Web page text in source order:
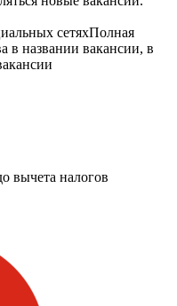
сетяхПолная
в названии вакансии, в
вычета налогов